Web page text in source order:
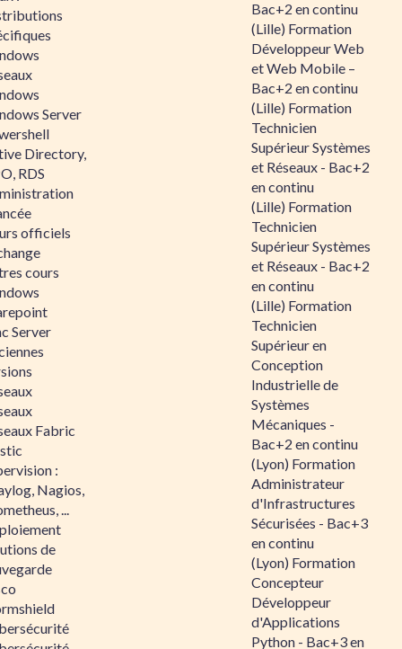
Server
Directory,
RDS
officiels
cours
Server
Fabric
:
Nagios,
...
de
Bac+2 en continu
(Lille) Formation
Développeur Web
et Web Mobile –
Bac+2 en continu
(Lille) Formation
Technicien
Supérieur Systèmes
et Réseaux - Bac+2
en continu
(Lille) Formation
Technicien
Supérieur Systèmes
et Réseaux - Bac+2
en continu
(Lille) Formation
Technicien
Supérieur en
Conception
Industrielle de
Systèmes
Mécaniques -
Bac+2 en continu
(Lyon) Formation
Administrateur
d'Infrastructures
Sécurisées - Bac+3
en continu
(Lyon) Formation
Concepteur
Développeur
d'Applications
Python - Bac+3 en